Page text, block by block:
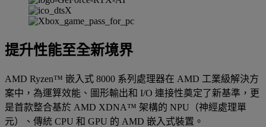
提升性能至全新境界
AMD Ryzen™ 嵌入式 8000 系列處理器在 AMD 工業級解決方
案中，為運算效能、圖形輸出和 I/O 連接性奠定了新基準，更
是首款整合基於 AMD XDNA™ 架構的 NPU（神經處理單
元）、傳統 CPU 和 GPU 的 AMD 嵌入式裝置。